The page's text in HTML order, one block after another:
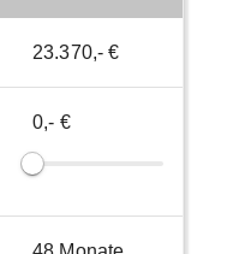
23.370,- €
0,- €